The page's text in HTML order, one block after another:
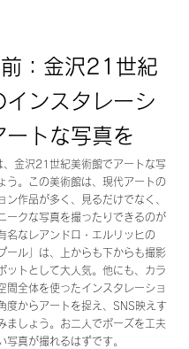
：金沢21世紀
インスタレーシ
ートな写真を
、金沢21世紀美術館でアートな写
う。この美術館は、現代アートの
ン作品が多く、見るだけでなく、
ークな写真を撮ったりできるのが
名なレアンドロ・エルリッヒの
ール」は、上からも下からも撮影
ットとして大人気。他にも、カラ
間全体を使ったインスタレーショ
度からアートを捉え、SNS映えす
ましょう。お二人でポーズを工夫
写真が撮れるはずです。